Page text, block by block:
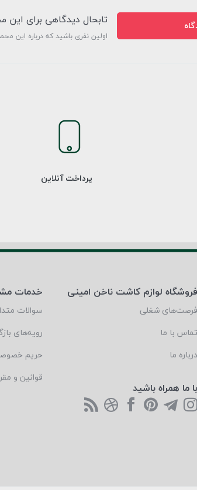
تابحال دیدگاهی برای
اولین نفری باشید که درباره این
پرداخت آنلاین
فروشگاه لوازم کاشت ناخن امینی
فرصت‌های شغلی
تماس با ما
درباره ما
با ما همراه باشید
خدمات
سوالات
رویه‌های
حریم
قوانین و